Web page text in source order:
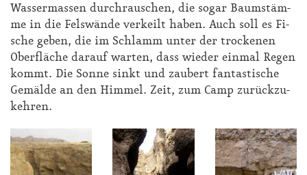
Was­ser­mas­sen durch­rau­schen, die so­gar Baum­stäm­
me in die Fels­wän­de ver­keilt ha­ben. Auch soll es Fi­
sche ge­ben, die im Schlamm un­ter der tro­cke­nen
Ober­flä­che dar­auf war­ten, dass wie­der ein­mal Re­gen
kommt. Die Son­ne sinkt und zau­bert fan­tas­ti­sche
Ge­mäl­de an den Him­mel. Zeit, zum Camp zu­rück­zu­
keh­ren.